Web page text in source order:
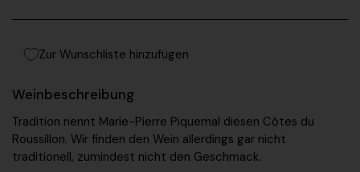
Zur Wunschliste hinzufügen
Weinbeschreibung
Tradition nennt Marie-Pierre Piquemal diesen Côtes du
Roussillon. Wir finden den Wein allerdings gar nicht
traditionell, zumindest nicht den Geschmack.